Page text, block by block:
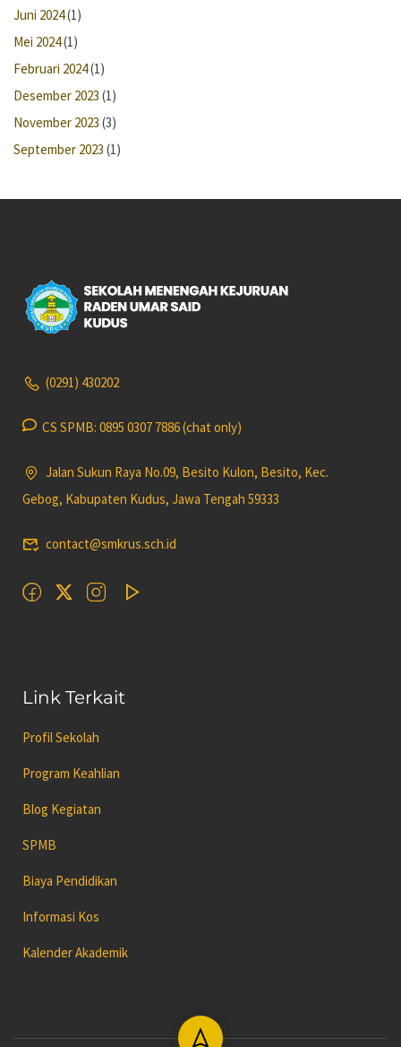
Juni 2024(1)
Mei 2024(1)
Februari 2024(1)
Desember 2023 (1)
November 2023 (3)
September 2023 (1)
(0291) 430202
CS SPMB: 0895 0307 7886 (chat only)
Jalan Sukun Raya No.09, Besito Kulon, Besito, Kec.
Gebog, Kabupaten Kudus, Jawa Tengah 59333
contact@smkrus.sch.id
Link Terkait
Profil Sekolah
Program Keahlian
Blog Kegiatan
SPMB
Biaya Pendidikan
Informasi Kos
Kalender Akademik